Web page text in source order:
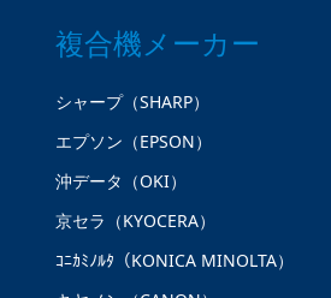
複合機メーカー
シャープ（SHARP）
エプソン（EPSON）
沖データ（OKI）
京セラ（KYOCERA）
ｺﾆｶﾐﾉﾙﾀ（KONICA MINOLTA）